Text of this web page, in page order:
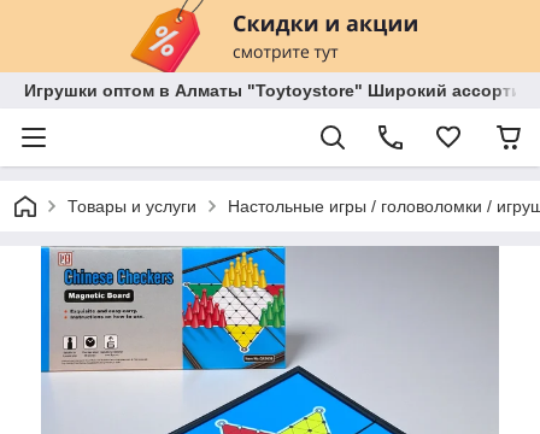
Игрушки оптом в Алматы "Toytoystore" Широкий
Товары и услуги Настольные игры / головоломки /